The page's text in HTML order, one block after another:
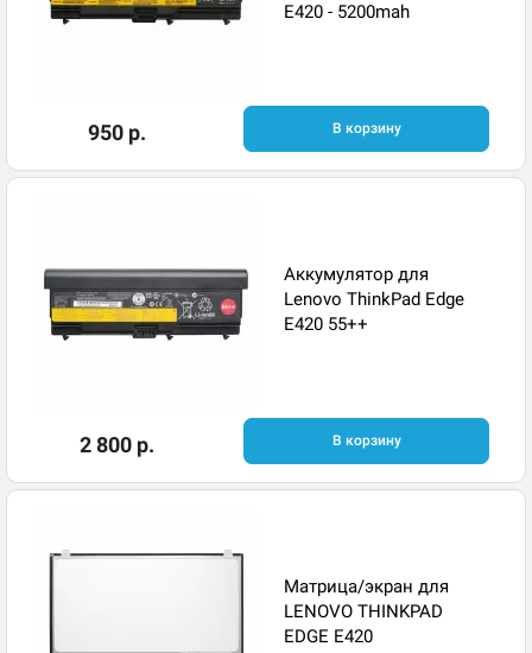
E420 - 5200mah
950 р. В корзину
Аккумулятор для
Lenovo ThinkPad Edge
E420 55++
2 800 р. В корзину
Матрица/экран для
LENOVO THINKPAD
EDGE E420